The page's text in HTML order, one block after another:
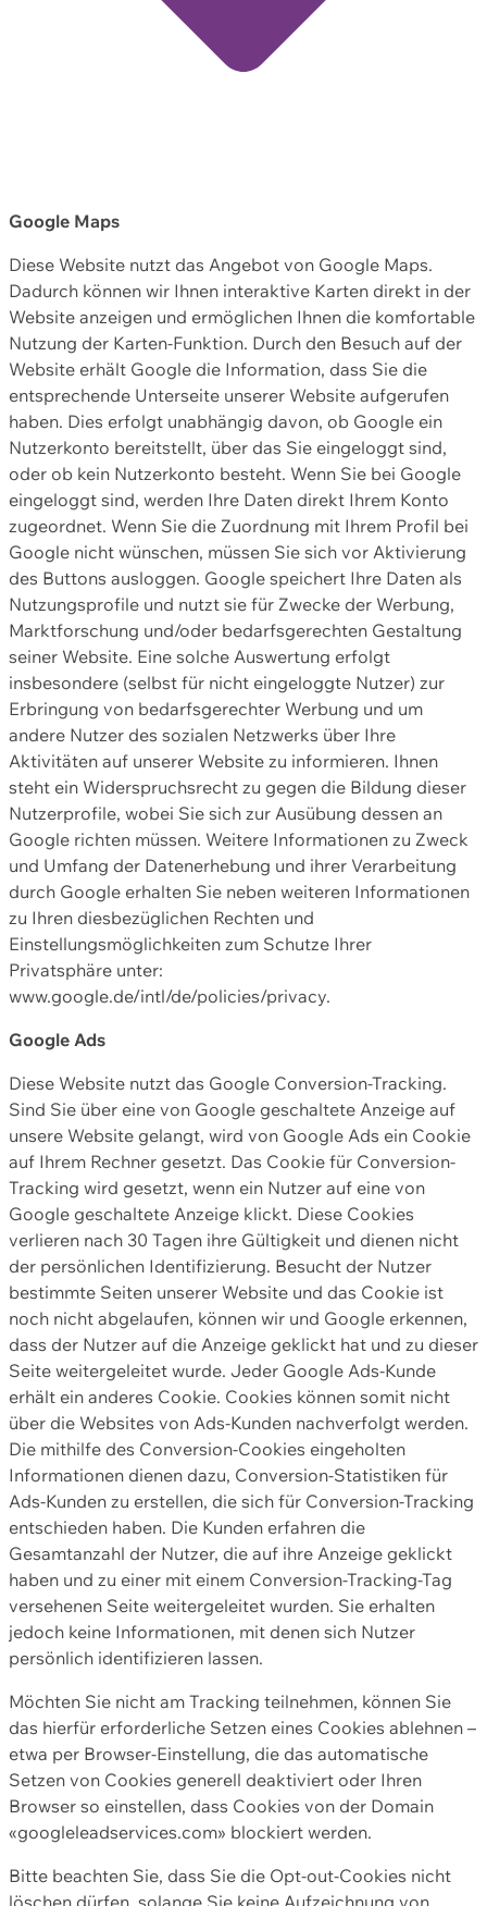
Google Maps
Diese Website nutzt das Angebot von Google Maps.
Dadurch können wir Ihnen interaktive Karten direkt in der
Website anzeigen und ermöglichen Ihnen die komfortable
Nutzung der Karten-Funktion. Durch den Besuch auf der
Website erhält Google die Information, dass Sie die
entsprechende Unterseite unserer Website aufgerufen
haben. Dies erfolgt unabhängig davon, ob Google ein
Nutzerkonto bereitstellt, über das Sie eingeloggt sind,
oder ob kein Nutzerkonto besteht. Wenn Sie bei Google
eingeloggt sind, werden Ihre Daten direkt Ihrem Konto
zugeordnet. Wenn Sie die Zuordnung mit Ihrem Profil bei
Google nicht wünschen, müssen Sie sich vor Aktivierung
des Buttons ausloggen. Google speichert Ihre Daten als
Nutzungsprofile und nutzt sie für Zwecke der Werbung,
Marktforschung und/oder bedarfsgerechten Gestaltung
seiner Website. Eine solche Auswertung erfolgt
insbesondere (selbst für nicht eingeloggte Nutzer) zur
Erbringung von bedarfsgerechter Werbung und um
andere Nutzer des sozialen Netzwerks über Ihre
Aktivitäten auf unserer Website zu informieren. Ihnen
steht ein Widerspruchsrecht zu gegen die Bildung dieser
Nutzerprofile, wobei Sie sich zur Ausübung dessen an
Google richten müssen. Weitere Informationen zu Zweck
und Umfang der Datenerhebung und ihrer Verarbeitung
durch Google erhalten Sie neben weiteren Informationen
zu Ihren diesbezüglichen Rechten und
Einstellungsmöglichkeiten zum Schutze Ihrer
Privatsphäre unter:
www.google.de/intl/de/policies/privacy.
Google Ads
Diese Website nutzt das Google Conversion-Tracking.
Sind Sie über eine von Google geschaltete Anzeige auf
unsere Website gelangt, wird von Google Ads ein Cookie
auf Ihrem Rechner gesetzt. Das Cookie für Conversion-
Tracking wird gesetzt, wenn ein Nutzer auf eine von
Google geschaltete Anzeige klickt. Diese Cookies
verlieren nach 30 Tagen ihre Gültigkeit und dienen nicht
der persönlichen Identifizierung. Besucht der Nutzer
bestimmte Seiten unserer Website und das Cookie ist
noch nicht abgelaufen, können wir und Google erkennen,
dass der Nutzer auf die Anzeige geklickt hat und zu dieser
Seite weitergeleitet wurde. Jeder Google Ads-Kunde
erhält ein anderes Cookie. Cookies können somit nicht
über die Websites von Ads-Kunden nachverfolgt werden.
Die mithilfe des Conversion-Cookies eingeholten
Informationen dienen dazu, Conversion-Statistiken für
Ads-Kunden zu erstellen, die sich für Conversion-Tracking
entschieden haben. Die Kunden erfahren die
Gesamtanzahl der Nutzer, die auf ihre Anzeige geklickt
haben und zu einer mit einem Conversion-Tracking-Tag
versehenen Seite weitergeleitet wurden. Sie erhalten
jedoch keine Informationen, mit denen sich Nutzer
persönlich identifizieren lassen.
Möchten Sie nicht am Tracking teilnehmen, können Sie
das hierfür erforderliche Setzen eines Cookies ablehnen –
etwa per Browser-Einstellung, die das automatische
Setzen von Cookies generell deaktiviert oder Ihren
Browser so einstellen, dass Cookies von der Domain
«googleleadservices.com» blockiert werden.
Bitte beachten Sie, dass Sie die Opt-out-Cookies nicht